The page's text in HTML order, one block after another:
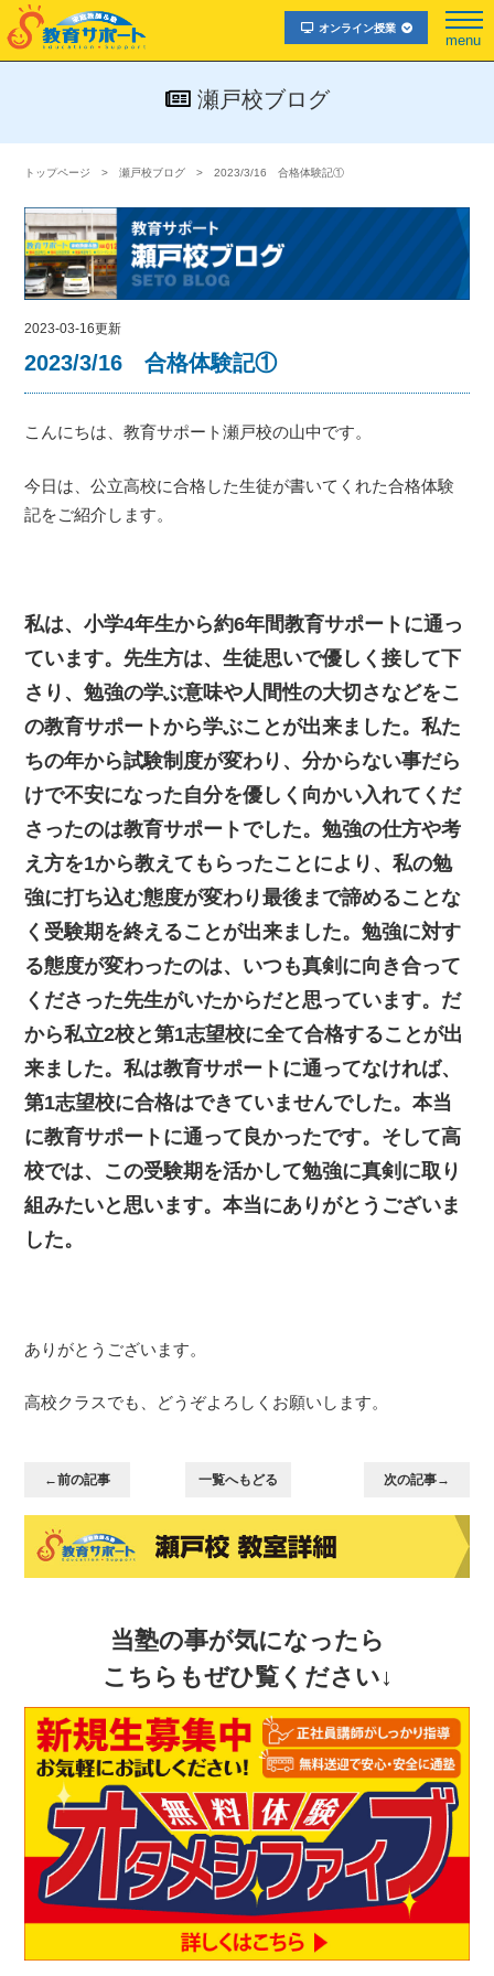
オンライン授業
menu
瀬戸校ブログ
トップページ 瀬戸校ブログ 2023/3/16 合格体験記①
2023-03-16更新
2023/3/16 合格体験記①
こんにちは、教育サポート瀬戸校の山中です。
今日は、公立高校に合格した生徒が書いてくれた合格体験
記をご紹介します。
私は、小学4年生から約6年間教育サポートに通っ
ています。先生方は、生徒思いで優しく接して下
さり、勉強の学ぶ意味や人間性の大切さなどをこ
の教育サポートから学ぶことが出来ました。私た
ちの年から試験制度が変わり、分からない事だら
けで不安になった自分を優しく向かい入れてくだ
さったのは教育サポートでした。勉強の仕方や考
え方を1から教えてもらったことにより、私の勉
強に打ち込む態度が変わり最後まで諦めることな
く受験期を終えることが出来ました。勉強に対す
る態度が変わったのは、いつも真剣に向き合って
くださった先生がいたからだと思っています。だ
から私立2校と第1志望校に全て合格することが出
来ました。私は教育サポートに通ってなければ、
第1志望校に合格はできていませんでした。本当
に教育サポートに通って良かったです。そして高
校では、この受験期を活かして勉強に真剣に取り
組みたいと思います。本当にありがとうございま
した。
ありがとうございます。
高校クラスでも、どうぞよろしくお願いします。
←前の記事 一覧へもどる 次の記事→
当塾の事が気になったら
こちらもぜひ覧ください↓